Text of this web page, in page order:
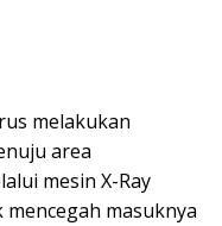
melakukan
area
mesin X-Ray
masuknya